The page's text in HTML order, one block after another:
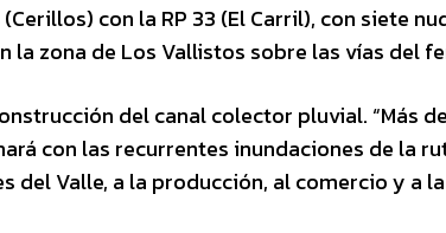
con la RP 33 (El Carril), con siete
la zona de Los Vallistos sobre las vías del
del canal colector pluvial. “Más
con las recurrentes inundaciones de la
Valle, a la producción, al comercio y a